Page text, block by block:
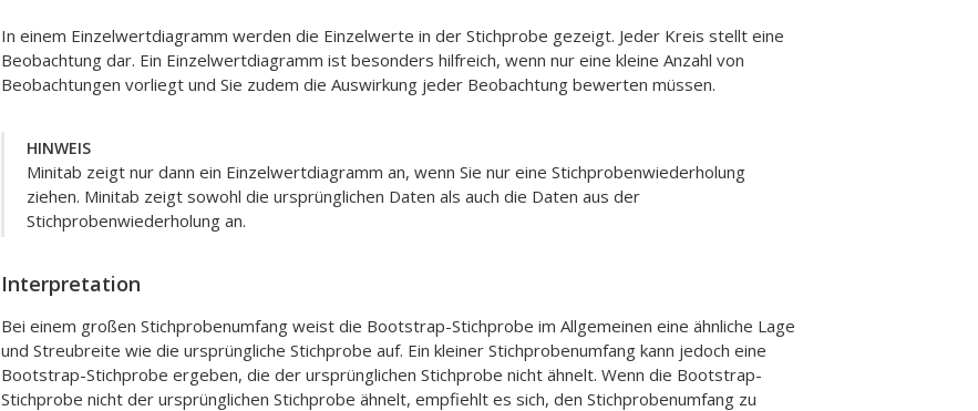
In einem Einzelwertdiagramm werden die Einzelwerte in der Stichprobe gezeigt. Jeder Kreis stellt eine
Beobachtung dar. Ein Einzelwertdiagramm ist besonders hilfreich, wenn nur eine kleine Anzahl von
Beobachtungen vorliegt und Sie zudem die Auswirkung jeder Beobachtung bewerten müssen.
HINWEIS
Minitab zeigt nur dann ein Einzelwertdiagramm an, wenn Sie nur eine Stichprobenwiederholung
ziehen. Minitab zeigt sowohl die ursprünglichen Daten als auch die Daten aus der
Stichprobenwiederholung an.
Interpretation
Bei einem großen Stichprobenumfang weist die Bootstrap-Stichprobe im Allgemeinen eine ähnliche Lage
und Streubreite wie die ursprüngliche Stichprobe auf. Ein kleiner Stichprobenumfang kann jedoch eine
Bootstrap-Stichprobe ergeben, die der ursprünglichen Stichprobe nicht ähnelt. Wenn die Bootstrap-
Stichprobe nicht der ursprünglichen Stichprobe ähnelt, empfiehlt es sich, den Stichprobenumfang zu